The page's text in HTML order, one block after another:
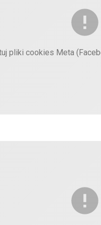
pliki cookies Meta